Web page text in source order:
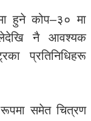
हुने कोप–३० मा
नै आवश्यक
प्रतिनिधिहरू
समेत चित्रण